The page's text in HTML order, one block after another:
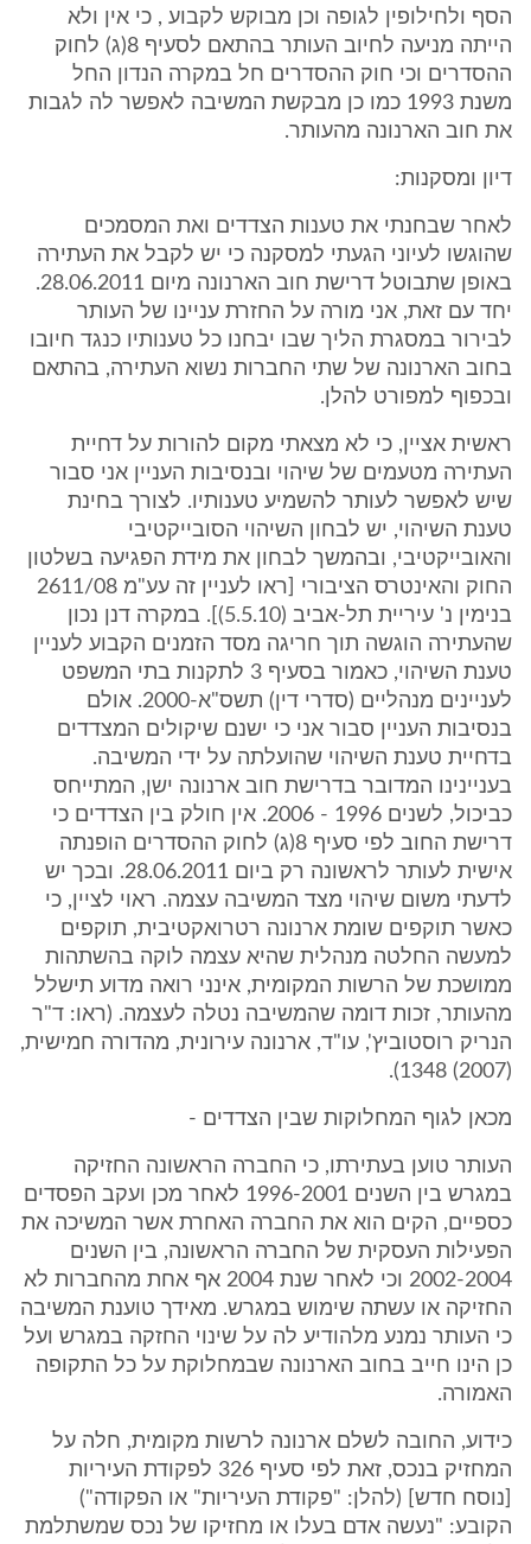
הסף ולחילופין לגופה וכן מבוקש לקבוע , כי אין ולא
הייתה מניעה לחיוב העותר בהתאם לסעיף 8(ג) לחוק
ההסדרים וכי חוק ההסדרים חל במקרה הנדון החל
משנת 1993 כמו כן מבקשת המשיבה לאפשר לה לגבות
את חוב הארנונה מהעותר.
דיון ומסקנות:
לאחר שבחנתי את טענות הצדדים ואת המסמכים
שהוגשו לעיוני הגעתי למסקנה כי יש לקבל את העתירה
באופן שתבוטל דרישת חוב הארנונה מיום 28.06.2011.
יחד עם זאת, אני מורה על החזרת עניינו של העותר
לבירור במסגרת הליך שבו יבחנו כל טענותיו כנגד חיובו
בחוב הארנונה של שתי החברות נשוא העתירה, בהתאם
ובכפוף למפורט להלן.
ראשית אציין, כי לא מצאתי מקום להורות על דחיית
העתירה מטעמים של שיהוי ובנסיבות העניין אני סבור
שיש לאפשר לעותר להשמיע טענותיו. לצורך בחינת
טענת השיהוי, יש לבחון השיהוי הסובייקטיבי
והאובייקטיבי, ובהמשך לבחון את מידת הפגיעה בשלטון
החוק והאינטרס הציבורי [ראו לעניין זה עע"מ 2611/08
בנימין נ' עיריית תל-אביב (5.5.10)]. במקרה דנן נכון
שהעתירה הוגשה תוך חריגה מסד הזמנים הקבוע לעניין
טענת השיהוי, כאמור בסעיף 3 לתקנות בתי המשפט
לעניינים מנהליים (סדרי דין) תשס"א-2000. אולם
בנסיבות העניין סבור אני כי ישנם שיקולים המצדדים
בדחיית טענת השיהוי שהועלתה על ידי המשיבה.
בעניינינו המדובר בדרישת חוב ארנונה ישן, המתייחס
כביכול, לשנים 1996 - 2006. אין חולק בין הצדדים כי
דרישת החוב לפי סעיף 8(ג) לחוק ההסדרים הופנתה
אישית לעותר לראשונה רק ביום 28.06.2011. ובכך יש
לדעתי משום שיהוי מצד המשיבה עצמה. ראוי לציין, כי
כאשר תוקפים שומת ארנונה רטרואקטיבית, תוקפים
למעשה החלטה מנהלית שהיא עצמה לוקה בהשתהות
ממושכת של הרשות המקומית, אינני רואה מדוע תישלל
מהעותר, זכות דומה שהמשיבה נטלה לעצמה. (ראו: ד"ר
הנריק רוסטוביץ', עו"ד, ארנונה עירונית, מהדורה חמישית,
(2007) 1348).
מכאן לגוף המחלוקות שבין הצדדים -
העותר טוען בעתירתו, כי החברה הראשונה החזיקה
במגרש בין השנים 1996-2001 לאחר מכן ועקב הפסדים
כספיים, הקים הוא את החברה האחרת אשר המשיכה את
הפעילות העסקית של החברה הראשונה, בין השנים
2002-2004 וכי לאחר שנת 2004 אף אחת מהחברות לא
החזיקה או עשתה שימוש במגרש. מאידך טוענת המשיבה
כי העותר נמנע מלהודיע לה על שינוי החזקה במגרש ועל
כן הינו חייב בחוב הארנונה שבמחלוקת על כל התקופה
האמורה.
כידוע, החובה לשלם ארנונה לרשות מקומית, חלה על
המחזיק בנכס, זאת לפי סעיף 326 לפקודת העיריות
[נוסח חדש] (להלן: "פקודת העיריות" או הפקודה")
הקובע: "נעשה אדם בעלו או מחזיקו של נכס שמשתלמת